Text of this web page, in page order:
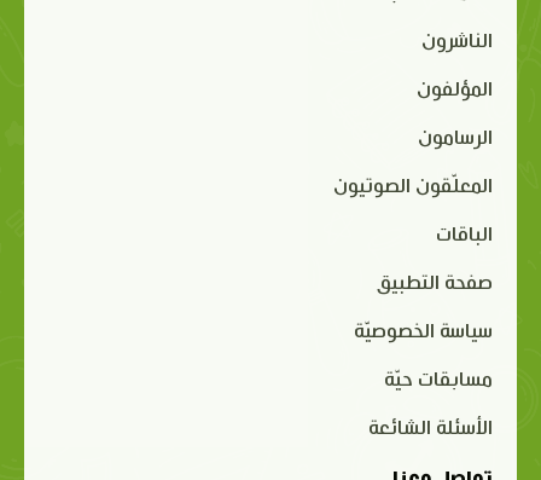
الناشرون
المؤلفون
الرسامون
المعلّقون الصوتيون
الباقات
صفحة التطبيق
سياسة الخصوصيّة
مسابقات حيّة
الأسئلة الشائعة